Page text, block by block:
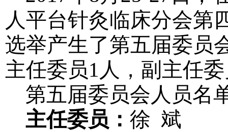
人平台针灸临床分会第
选举产生了第五届委员
主任委员1 人，副主任
第五届委员会人员名
主任委员：徐 斌